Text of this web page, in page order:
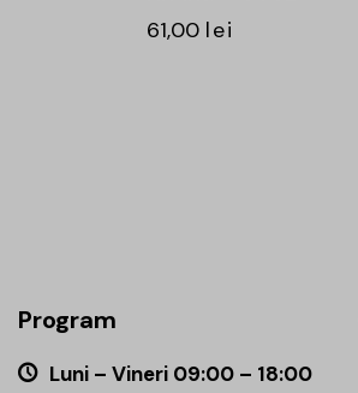
61,00 lei
Program
Luni – Vineri 09:00 – 18:00